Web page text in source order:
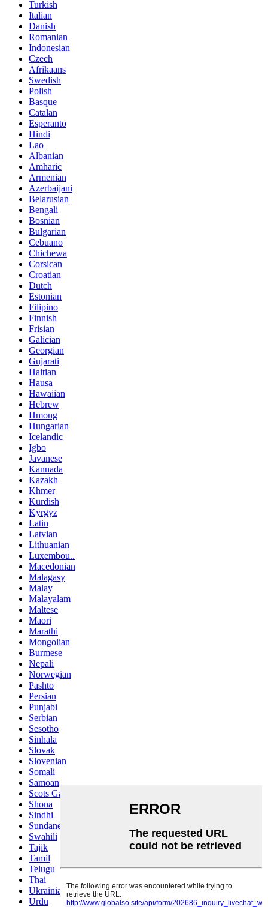
Turkish
Italian
Danish
Romanian
Indonesian
Czech
Afrikaans
Swedish
Polish
Basque
Catalan
Esperanto
Hindi
Lao
Albanian
Amharic
Armenian
Azerbaijani
Belarusian
Bengali
Bosnian
Bulgarian
Cebuano
Chichewa
Corsican
Croatian
Dutch
Estonian
Filipino
Finnish
Frisian
Galician
Georgian
Gujarati
Haitian
Hausa
Hawaiian
Hebrew
Hmong
Hungarian
Icelandic
Igbo
Javanese
Kannada
Kazakh
Khmer
Kurdish
Kyrgyz
Latin
Latvian
Lithuanian
Luxembou..
Macedonian
Malagasy
Malay
Malayalam
Maltese
Maori
Marathi
Mongolian
Burmese
Nepali
Norwegian
Pashto
Persian
Punjabi
Serbian
Sesotho
Sinhala
Slovak
Slovenian
Somali
Samoan
Scots Gaelic
Shona
Sindhi
Sundanese
Swahili
Tajik
Tamil
Telugu
Thai
Ukrainian
Urdu